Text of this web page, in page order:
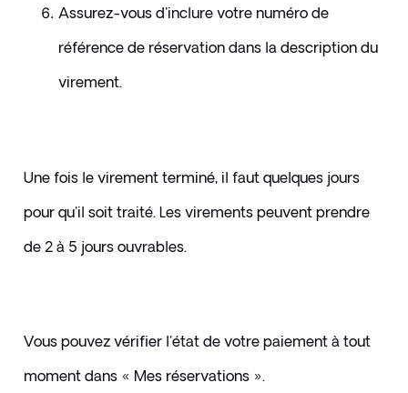
Assurez-vous d'inclure votre numéro de
référence de réservation dans la description du
virement.
Une fois le virement terminé, il faut quelques jours
pour qu'il soit traité. Les virements peuvent prendre
de 2 à 5 jours ouvrables.
Vous pouvez vérifier l'état de votre paiement à tout
moment dans « Mes réservations ».